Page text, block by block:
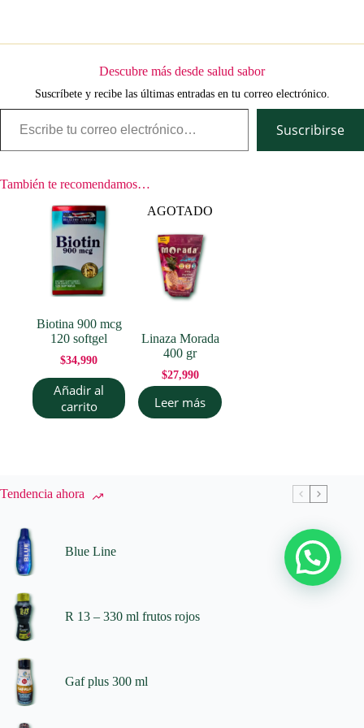
Descubre más desde salud sabor
Suscríbete y recibe las últimas entradas en tu correo electrónico.
Escribe tu correo electrónico…
Suscribirse
También te recomendamos…
Biotina 900 mcg
120 softgel
$34,990
Añadir al
carrito
AGOTADO
Linaza Morada
400 gr
$27,990
Leer más
Tendencia ahora
Blue Line
R 13 – 330 ml frutos rojos
Gaf plus 300 ml